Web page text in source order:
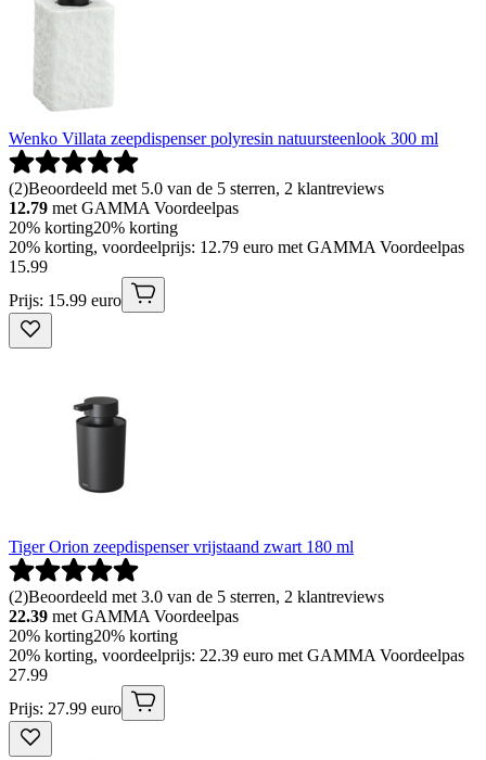
Wenko Villata zeepdispenser polyresin natuursteenlook 300 ml
(2)Beoordeeld met 5.0 van de 5 sterren, 2 klantreviews
12.79 met GAMMA Voordeelpas
20% korting20% korting
20% korting, voordeelprijs: 12.79 euro met GAMMA Voordeelpas
15.99
Prijs: 15.99 euro
Tiger Orion zeepdispenser vrijstaand zwart 180 ml
(2)Beoordeeld met 3.0 van de 5 sterren, 2 klantreviews
22.39 met GAMMA Voordeelpas
20% korting20% korting
20% korting, voordeelprijs: 22.39 euro met GAMMA Voordeelpas
27.99
Prijs: 27.99 euro